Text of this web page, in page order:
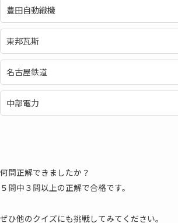
豊田自動織機
東邦瓦斯
名古屋鉄道
中部電力
何問正解できましたか？
５問中３問以上の正解で合格です。
ぜひ他のクイズにも挑戦してみてください。